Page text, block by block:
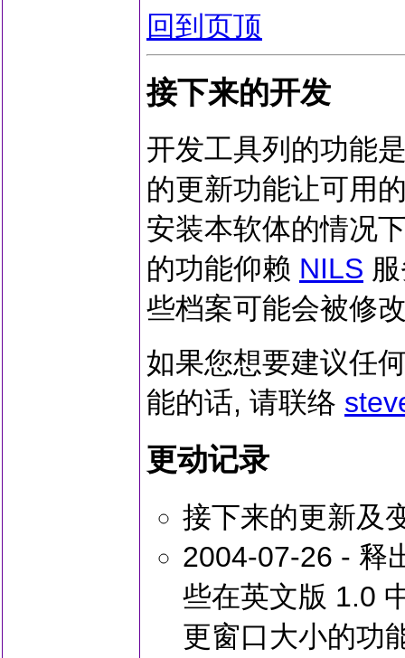
回到页顶
接下来的开发
开发工具列的功能
的更新功能让可用
安装本软体的情况
的功能仰赖 NILS
些档案可能会被修
如果您想要建议任
能的话, 请联络
更动记录
接下来的更新及
2004-07-26 - 释
些在英文版 1.0
更窗口大小的功